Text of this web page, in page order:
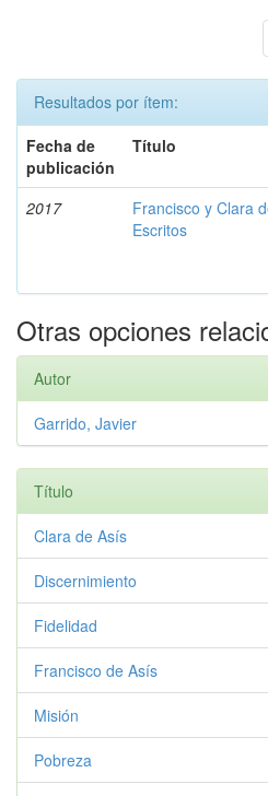
Resultados por ítem:
Fecha de
publicación
Título
2017
Francisco y Clara
Escritos
Otras opciones
Autor
Garrido, Javier
Título
Clara de Asís
Discernimiento
Fidelidad
Francisco de Asís
Misión
Pobreza